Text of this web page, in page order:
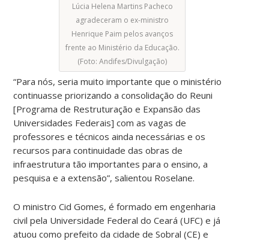
Lúcia Helena Martins Pacheco
agradeceram o ex-ministro
Henrique Paim pelos avanços
frente ao Ministério da Educação.
(Foto: Andifes/Divulgação)
“Para nós, seria muito importante que o ministério
continuasse priorizando a consolidação do Reuni
[Programa de Restruturação e Expansão das
Universidades Federais] com as vagas de
professores e técnicos ainda necessárias e os
recursos para continuidade das obras de
infraestrutura tão importantes para o ensino, a
pesquisa e a extensão”, salientou Roselane.
O ministro Cid Gomes, é formado em engenharia
civil pela Universidade Federal do Ceará (UFC) e já
atuou como prefeito da cidade de Sobral (CE) e